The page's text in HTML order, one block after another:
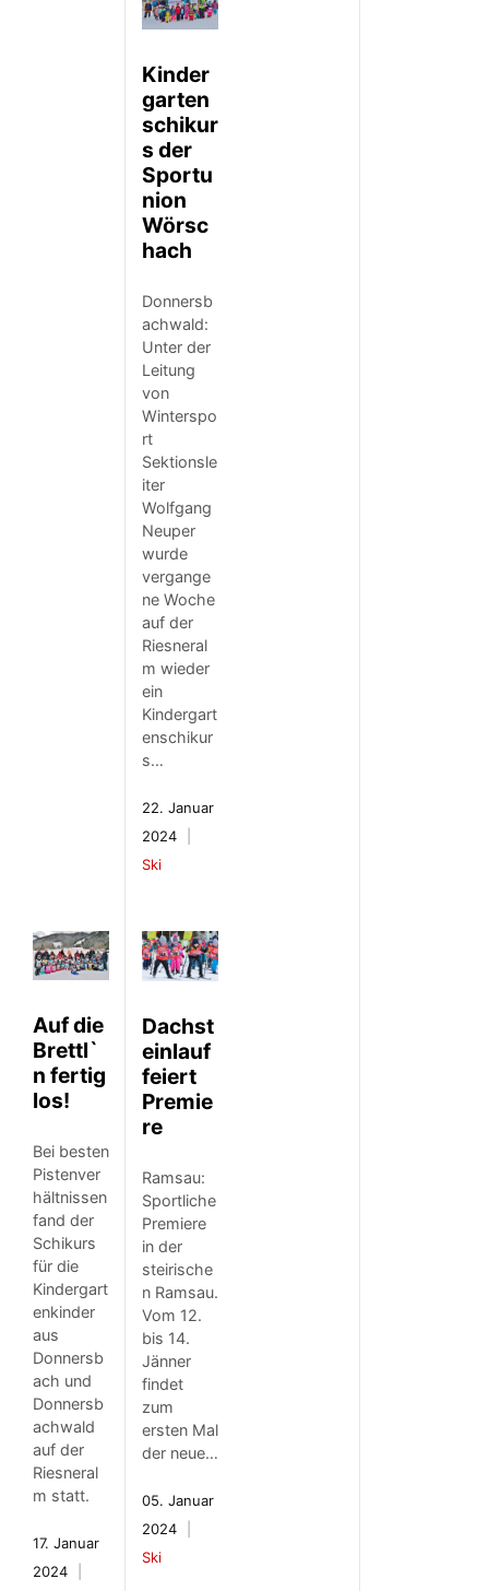
Kinder
garten
schikur
s der
Sportu
nion
Wörsc
hach
Donnersb
achwald:
Unter der
Leitung
von
Winterspo
rt
Sektionsle
iter
Wolfgang
Neuper
wurde
vergange
ne Woche
auf der
Riesneral
m wieder
ein
Kindergart
enschikur
s…
22. Januar
2024
Ski
Auf die
Brettl`
n fertig
los!
Bei besten
Pistenver
hältnissen
fand der
Schikurs
für die
Kindergart
enkinder
aus
Donnersb
ach und
Donnersb
achwald
auf der
Riesneral
m statt.
17. Januar
2024
Dachst
einlauf
feiert
Premie
re
Ramsau:
Sportliche
Premiere
in der
steirische
n Ramsau.
Vom 12.
bis 14.
Jänner
findet
zum
ersten Mal
der neue…
05. Januar
2024
Ski